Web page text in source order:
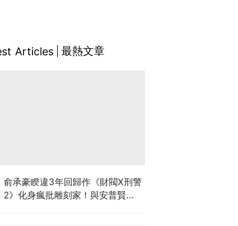
Articles 最熱文章
俞承豪睽違3年回歸作《財閥X刑警
2》化身瘋批雕刻家！與安普賢從